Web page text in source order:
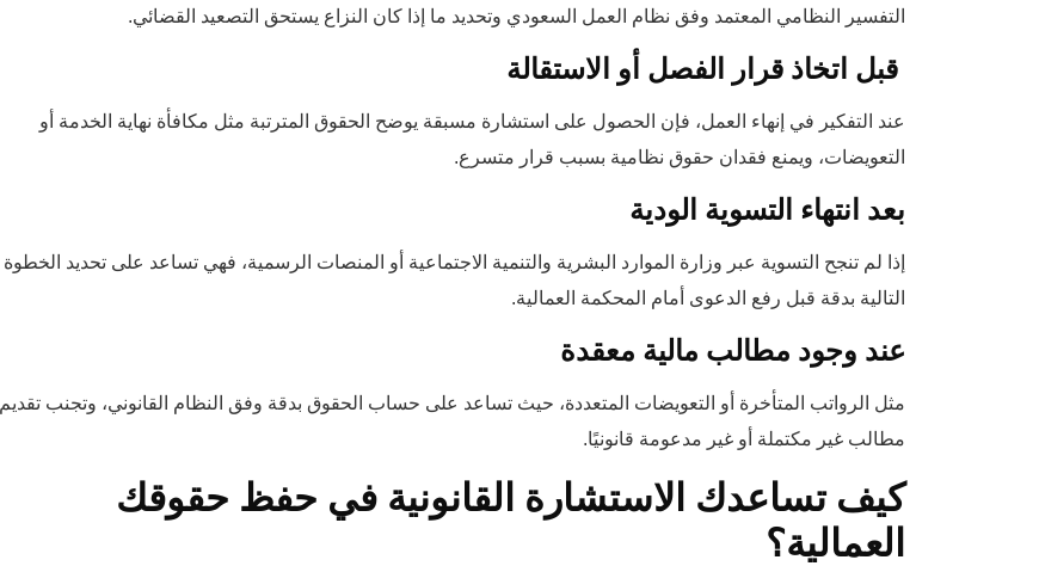
التفسير النظامي المعتمد وفق نظام العمل السعودي وتحديد ما إذا كان النزاع يستحق التصعيد القضائي.
قبل اتخاذ قرار الفصل أو الاستقالة
عند التفكير في إنهاء العمل، فإن الحصول على استشارة مسبقة يوضح الحقوق المترتبة مثل مكافأة نهاية الخدمة أو
التعويضات، ويمنع فقدان حقوق نظامية بسبب قرار متسرع.
بعد انتهاء التسوية الودية
إذا لم تنجح التسوية عبر وزارة الموارد البشرية والتنمية الاجتماعية أو المنصات الرسمية، فهي تساعد على تحديد الخطوة
التالية بدقة قبل رفع الدعوى أمام المحكمة العمالية.
عند وجود مطالب مالية معقدة
مثل الرواتب المتأخرة أو التعويضات المتعددة، حيث تساعد على حساب الحقوق بدقة وفق النظام القانوني، وتجنب تقديم
مطالب غير مكتملة أو غير مدعومة قانونيًا.
كيف تساعدك الاستشارة القانونية في حفظ حقوقك
العمالية؟